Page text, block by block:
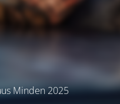
Minden 2025